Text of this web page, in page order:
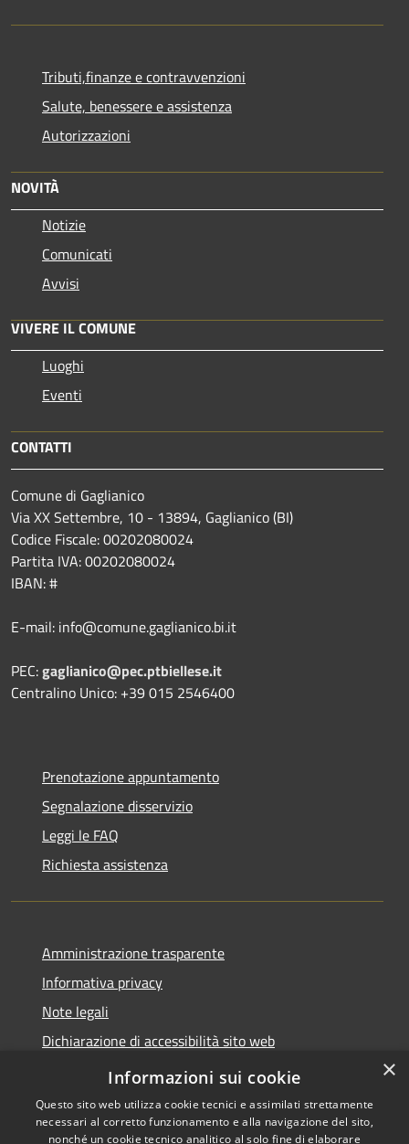
Tributi,finanze e contravvenzioni
Salute, benessere e assistenza
Autorizzazioni
NOVITÀ
Notizie
Comunicati
Avvisi
VIVERE IL COMUNE
Luoghi
Eventi
CONTATTI
Comune di Gaglianico
Via XX Settembre, 10 - 13894, Gaglianico (BI)
Codice Fiscale: 00202080024
Partita IVA: 00202080024
IBAN: #
E-mail: info@comune.gaglianico.bi.it
PEC:gaglianico@pec.ptbiellese.it
Centralino Unico: +39 015 2546400
Prenotazione appuntamento
Segnalazione disservizio
Leggi le FAQ
Richiesta assistenza
Amministrazione trasparente
Informativa privacy
Note legali
Dichiarazione di accessibilità sito web
WhistleblowingPA
×
Informazioni sui cookie
Questo sito web utilizza cookie tecnici e assimilati strettamente
necessari al corretto funzionamento e alla navigazione del sito,
nonché un cookie tecnico analitico al solo fine di elaborare